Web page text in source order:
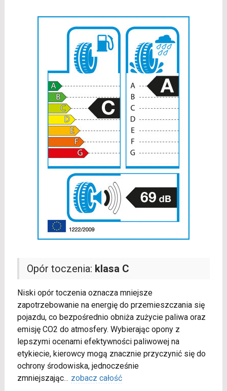
Opór toczenia: klasa C
Niski opór toczenia oznacza mniejsze
zapotrzebowanie na energię do przemieszczania się
pojazdu, co bezpośrednio obniża zużycie paliwa oraz
emisję CO2 do atmosfery. Wybierając opony z
lepszymi ocenami efektywności paliwowej na
etykiecie, kierowcy mogą znacznie przyczynić się do
ochrony środowiska, jednocześnie
zmniejszając... zobacz całość